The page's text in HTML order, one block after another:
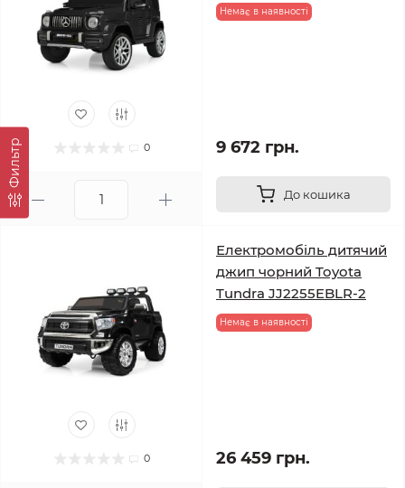
Фильтр 0
Немає в наявності
9 672 грн.
До кошика
0
Електромобіль дитячий
джип чорний Toyota
Tundra JJ2255EBLR-2
Немає в наявності
26 459 грн.